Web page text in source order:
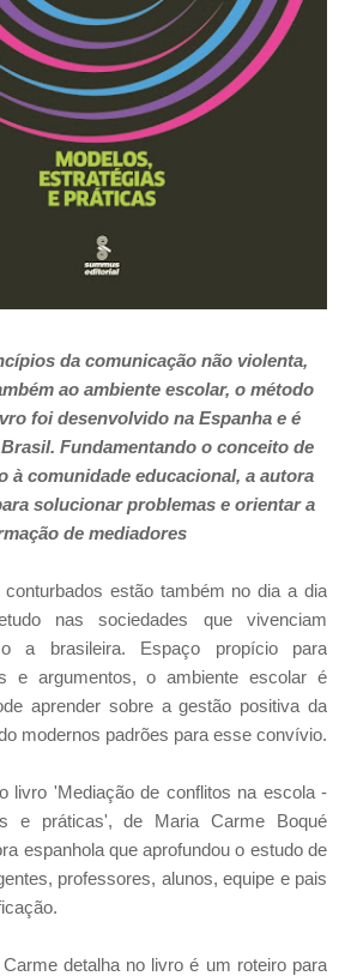
da comunicação não violenta,
ao ambiente escolar, o método
foi desenvolvido na Espanha e é
Fundamentando o conceito de
à comunidade educacional, a autora
solucionar problemas e orientar a
de mediadores
estão também no dia a dia
nas sociedades que vivenciam
a brasileira. Espaço propício para
e argumentos, o ambiente escolar é
aprender sobre a gestão positiva da
modernos padrões para esse convívio.
livro 'Mediação de conflitos na escola -
e práticas', de Maria Carme Boqué
espanhola que aprofundou o estudo de
professores, alunos, equipe e pais
detalha no livro é um roteiro para